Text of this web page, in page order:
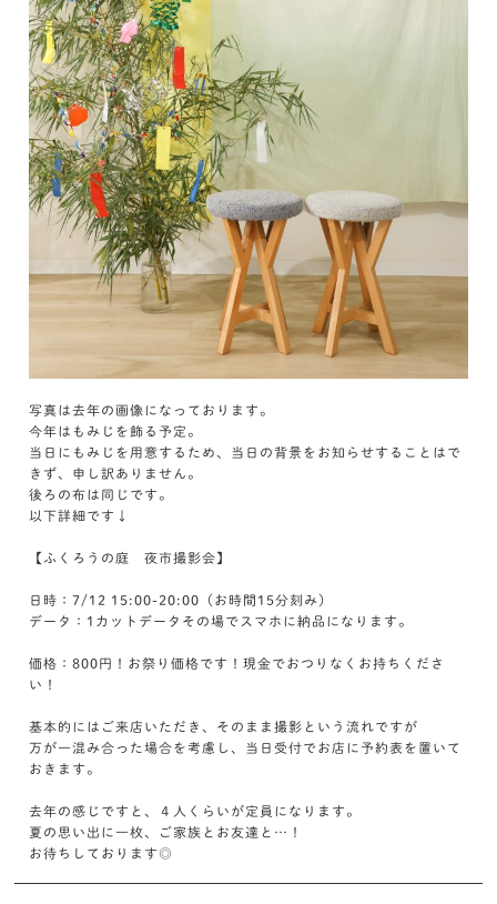
写真は去年の画像になっております。
今年はもみじを飾る予定。
当日にもみじを用意するため、当日の背景をお知らせすることはで
きず、申し訳ありません。
後ろの布は同じです。
以下詳細です↓
【ふくろうの庭 夜市撮影会】
日時：7/12 15:00-20:00（お時間15分刻み）
データ：1カットデータその場でスマホに納品になります。
価格：800円！お祭り価格です！現金でおつりなくお持ちくださ
い！
基本的にはご来店いただき、そのまま撮影という流れですが
万が一混み合った場合を考慮し、当日受付でお店に予約表を置いて
おきます。
去年の感じですと、４人くらいが定員になります。
夏の思い出に一枚、ご家族とお友達と…！
お待ちしております◎